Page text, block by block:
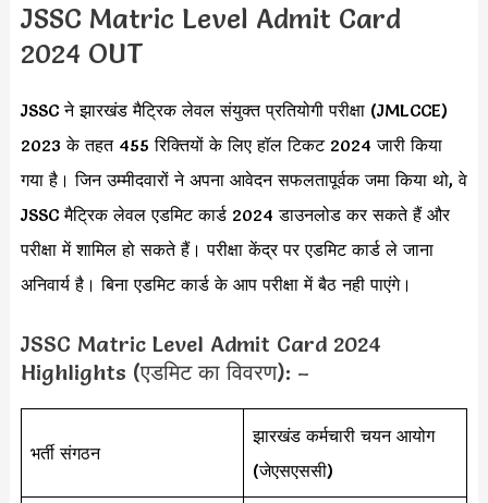
JSSC Matric Level Admit Card
2024 OUT
JSSC ने झारखंड मैट्रिक लेवल संयुक्त प्रतियोगी परीक्षा (JMLCCE)
2023 के तहत 455 रिक्तियों के लिए हॉल टिकट 2024 जारी किया
गया है। जिन उम्मीदवारों ने अपना आवेदन सफलतापूर्वक जमा किया थो, वे
JSSC मैट्रिक लेवल एडमिट कार्ड 2024 डाउनलोड कर सकते हैं और
परीक्षा में शामिल हो सकते हैं। परीक्षा केंद्र पर एडमिट कार्ड ले जाना
अनिवार्य है। बिना एडमिट कार्ड के आप परीक्षा में बैठ नही पाएंगे।
JSSC Matric Level Admit Card 2024
Highlights (एडमिट का विवरण): –
भर्ती संगठन
झारखंड कर्मचारी चयन आयोग
(जेएसएससी)